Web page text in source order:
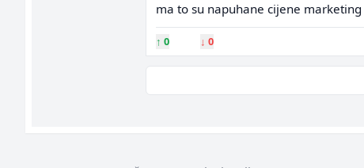
ma to su napuhane cijene
↑ 0 ↓ 0